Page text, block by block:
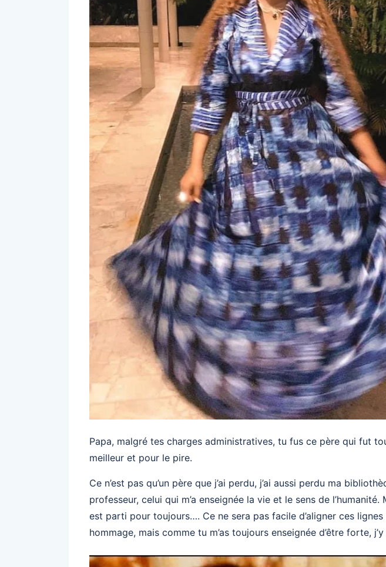
Papa, malgré tes charges administratives, tu fus ce père qui fut
meilleur et pour le pire.
Ce n’est pas qu’un père que j’ai perdu, j’ai aussi perdu ma
professeur, celui qui m’a enseignée la vie et le sens de l’humanité.
est parti pour toujours…. Ce ne sera pas facile d’aligner ces
hommage, mais comme tu m’as toujours enseignée d’être forte,